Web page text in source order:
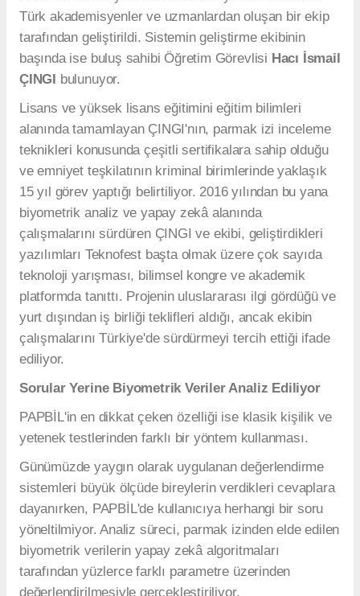
Türk akademisyenler ve uzmanlardan oluşan bir ekip
tarafından geliştirildi. Sistemin geliştirme ekibinin
başında ise buluş sahibi Öğretim Görevlisi Hacı İsmail
ÇINGI bulunuyor.
Lisans ve yüksek lisans eğitimini eğitim bilimleri
alanında tamamlayan ÇINGI'nın, parmak izi inceleme
teknikleri konusunda çeşitli sertifikalara sahip olduğu
ve emniyet teşkilatının kriminal birimlerinde yaklaşık
15 yıl görev yaptığı belirtiliyor. 2016 yılından bu yana
biyometrik analiz ve yapay zekâ alanında
çalışmalarını sürdüren ÇINGI ve ekibi, geliştirdikleri
yazılımları Teknofest başta olmak üzere çok sayıda
teknoloji yarışması, bilimsel kongre ve akademik
platformda tanıttı. Projenin uluslararası ilgi gördüğü ve
yurt dışından iş birliği teklifleri aldığı, ancak ekibin
çalışmalarını Türkiye'de sürdürmeyi tercih ettiği ifade
ediliyor.
Sorular Yerine Biyometrik Veriler Analiz Ediliyor
PAPBİL'in en dikkat çeken özelliği ise klasik kişilik ve
yetenek testlerinden farklı bir yöntem kullanması.
Günümüzde yaygın olarak uygulanan değerlendirme
sistemleri büyük ölçüde bireylerin verdikleri cevaplara
dayanırken, PAPBİL'de kullanıcıya herhangi bir soru
yöneltilmiyor. Analiz süreci, parmak izinden elde edilen
biyometrik verilerin yapay zekâ algoritmaları
tarafından yüzlerce farklı parametre üzerinden
değerlendirilmesiyle gerçekleştiriliyor.